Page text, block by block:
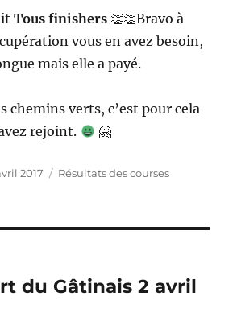
Tous finishers 👏👏Bravo à
vous en avez besoin,
mais elle a payé.
chemins verts, c’est pour cela
rejoint.
🤗
2017 Catégories
Résultats des courses
du Gâtinais 2 avril